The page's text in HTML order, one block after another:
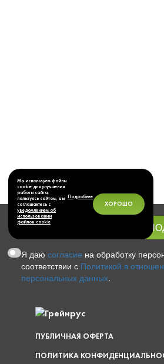
Я даюсогласие на обработку
соответствии с Политикой в
персональных данных.
ПУБЛИЧНАЯ ОФЕРТА
ПОЛИТИКА
Мы используем файлы
cookie для улучшения
работы сайта,
пользуясь сайтом, вы
соглашаетесь с
уведомлением об
использовании
файлов cookie
Подробнее
ХОРОШО